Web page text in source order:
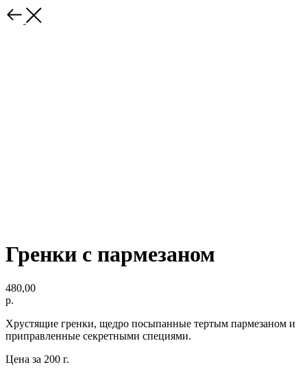
Гренки с пармезаном
480,00
р.
Хрустящие гренки, щедро посыпанные тертым пармезаном и
приправленные секретными специями.
Цена за 200 г.